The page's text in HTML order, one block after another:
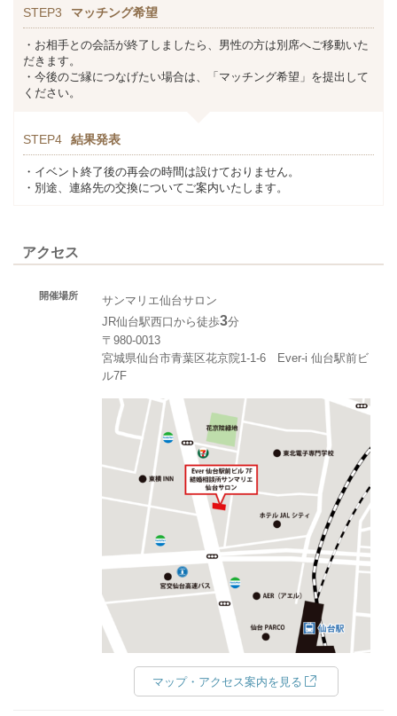
STEP3 マッチング希望
・お相手との会話が終了しましたら、男性の方は別席へご移動いた
だきます。
・今後のご縁につなげたい場合は、「マッチング希望」を提出して
ください。
STEP4 結果発表
・イベント終了後の再会の時間は設けておりません。
・別途、連絡先の交換についてご案内いたします。
アクセス
開催場所
サンマリエ仙台サロン
JR仙台駅西口から徒歩3分
〒980-0013
宮城県仙台市青葉区花京院1-1-6 Ever-i 仙台駅前ビ
ル7F
マップ・アクセス案内を見る